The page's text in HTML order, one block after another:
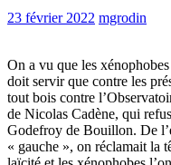
23 février 2022 mgrodin
On a vu que les
doit servir que contre les
tout bois contre
de Nicolas Cadène, qui
Godefroy de Bouillon. De
« gauche », on réclamait la